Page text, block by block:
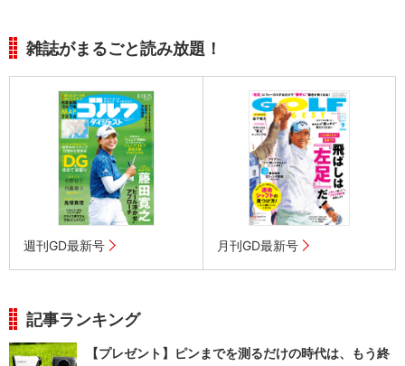
雑誌がまるごと読み放題！
週刊GD最新号 月刊GD最新号
記事ランキング
【プレゼント】ピンまでを測るだけの時代は、もう終